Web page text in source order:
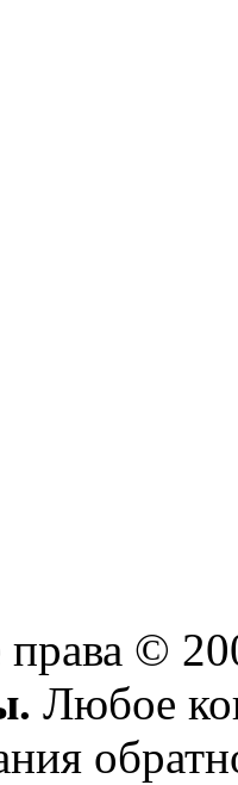
права ©
Любое